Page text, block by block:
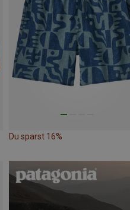
Du sparst 16%